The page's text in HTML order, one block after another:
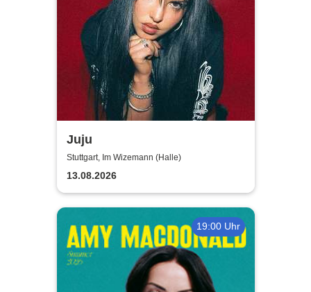
Juju
Stuttgart, Im Wizemann (Halle)
13.08.2026
19:00 Uhr